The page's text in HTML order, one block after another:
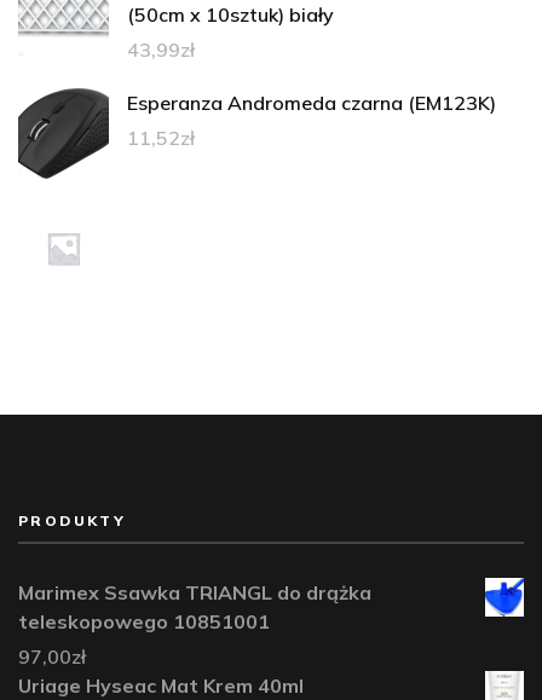
(50cm x 10sztuk) biały
43,99zł
Esperanza Andromeda czarna (EM123K)
11,52zł
PRODUKTY
Marimex Ssawka TRIANGL do drążka
teleskopowego 10851001
97,00zł
Uriage Hyseac Mat Krem 40ml